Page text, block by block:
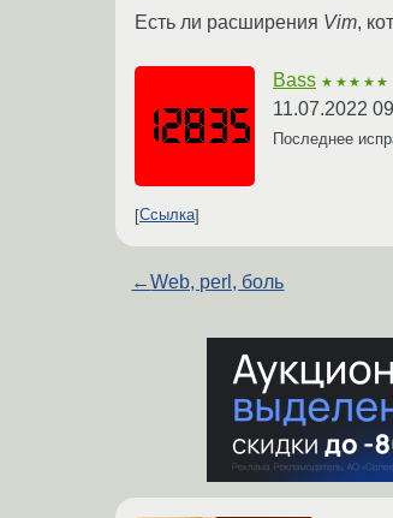
Есть ли расширения Vim,
Bass ★★★★★
11.07.2022
Последнее
Ссылка
←Web, perl, боль